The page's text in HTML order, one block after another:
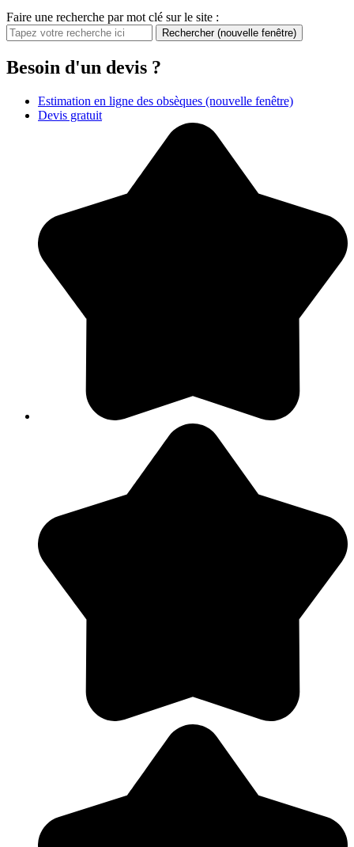
Faire une recherche par mot clé sur le site :
Rechercher (nouvelle fenêtre)
Besoin d'un devis ?
Estimation en ligne des obsèques (nouvelle fenêtre)
Devis gratuit